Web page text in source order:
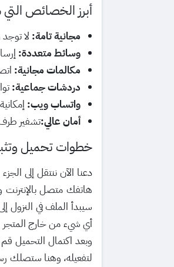
أبرز الخصائص
مجانية تامة: لا
وسائط متعددة:
مكالمات مجانية:
دردشات جماعية:
واتساب ويب:
أمان عالي:تشفير
خطوات تحميل
دعنا الآن ننتقل إلى
سيبدأ الملف في النزول
أي شيء من خارج المتجر
وبعد اكتمال التحميل
لتفعيله، وهنا ستصلك